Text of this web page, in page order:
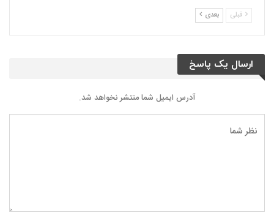
قبلی بعدی
ارسال یک پاسخ
آدرس ایمیل شما منتشر نخواهد شد.